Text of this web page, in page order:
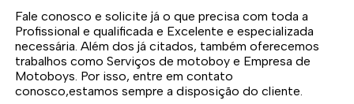
Fale conosco e solicite já o que precisa com toda a
Profissional e qualificada e Excelente e especializada
necessária. Além dos já citados, também oferecemos
trabalhos como Serviços de motoboy e Empresa de
Motoboys. Por isso, entre em contato
conosco,estamos sempre a disposição do cliente.